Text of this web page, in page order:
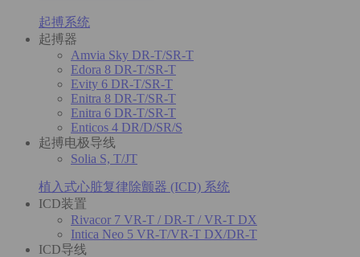
起搏系统
起搏器
Amvia Sky DR-T/SR-T
Edora 8 DR-T/SR-T
Evity 6 DR-T/SR-T
Enitra 8 DR-T/SR-T
Enitra 6 DR-T/SR-T
Enticos 4 DR/D/SR/S
起搏电极导线
Solia S, T/JT
植入式心脏复律除颤器 (ICD) 系统
ICD装置
Rivacor 7 VR-T / DR-T / VR-T DX
Intica Neo 5 VR-T/VR-T DX/DR-T
ICD导线